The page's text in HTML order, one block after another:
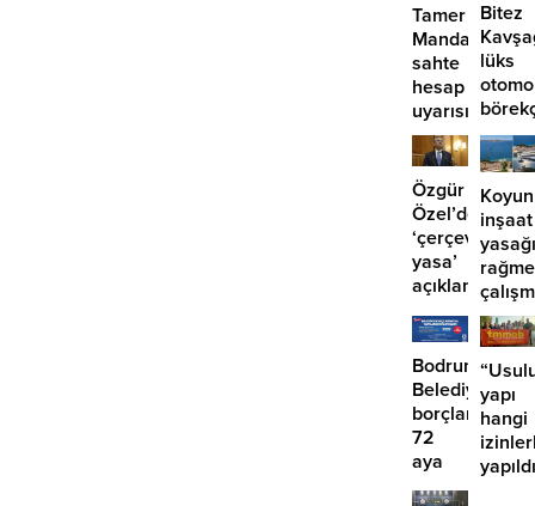
Tamer
sahte
hesap
uyarısı
Bitez
lüks
girdi:
2
Özgür
Özel’den
‘çerçeve
yasa’
açıklaması:
atma
çabamız
yok’
inşaat
iddiası
Bodrum
borçlara
72
aya
kadar
yapı
hangi